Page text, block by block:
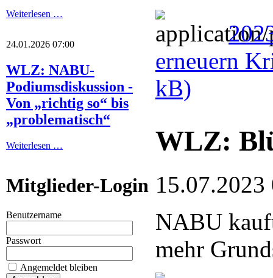
Weiterlesen …
24.01.2026 07:00
WLZ: NABU-
Podiumsdiskussion -
Von „richtig so“ bis
„problematisch“
Weiterlesen …
Mitglieder-Login
Benutzername
Passwort
Angemeldet bleiben
erneuern
kB)
WLZ:
15.07.2023
NABU
mehr